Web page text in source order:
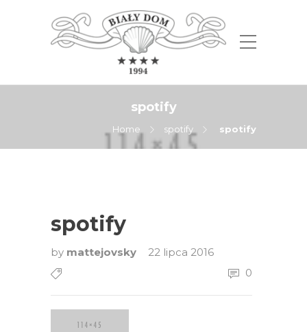
spotify
Home spotify spotify
spotify
by mattejovsky
22 lipca 2016
0